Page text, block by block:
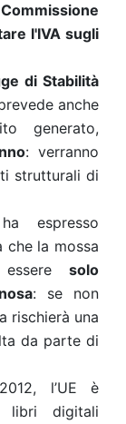
Commissione
l'IVA sugli
di Stabilità
anche
generato,
: verranno
strutturali di
espresso
che la mossa
solo
: se non
rischierà una
da parte di
l’UE è
libri digitali